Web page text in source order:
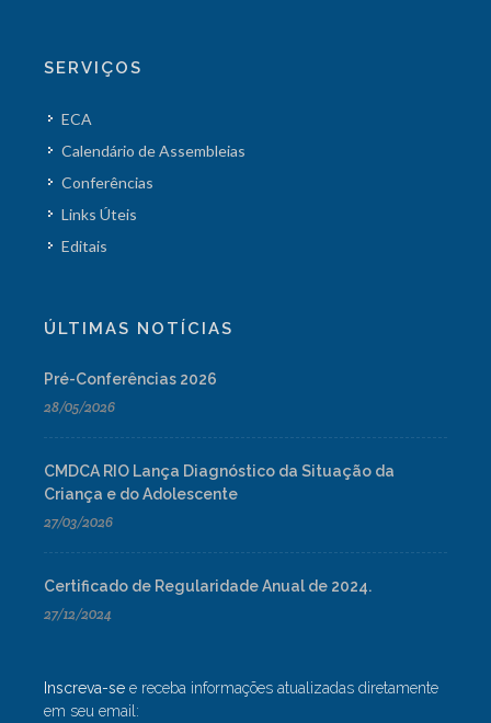
SERVIÇOS
ECA
Calendário de Assembleias
Conferências
Links Úteis
Editais
ÚLTIMAS NOTÍCIAS
Pré-Conferências 2026
28/05/2026
CMDCA RIO Lança Diagnóstico da Situação da
Criança e do Adolescente
27/03/2026
Certificado de Regularidade Anual de 2024.
27/12/2024
Inscreva-se e receba informações atualizadas diretamente
em seu email: